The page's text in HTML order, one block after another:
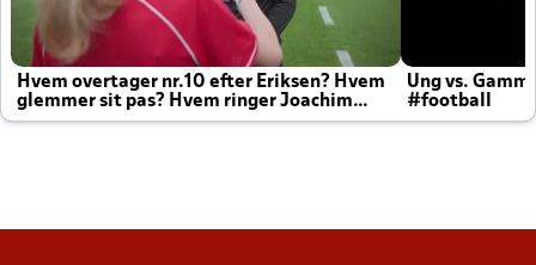
Hvem overtager nr.10 efter Eriksen? Hvem
glemmer sit pas? Hvem ringer Joachim
altid til efter kampe?
Ung vs.
#football